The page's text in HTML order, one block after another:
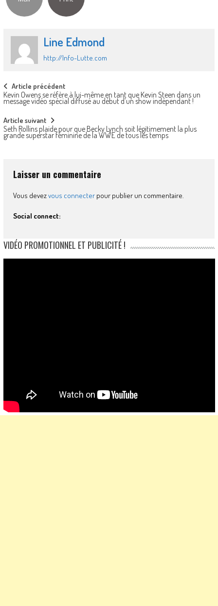
Line Edmond
http://Info-Lutte.com
Post
navigation
Article précédent
Kevin Owens se réfère à lui-même en tant que Kevin Steen dans un
message vidéo spécial diffusé au début d’un show indépendant !
Article suivant
Seth Rollins plaide pour que Becky Lynch soit légitimement la plus
grande superstar féminine de la WWE de tous les temps
Laisser un commentaire
Vous devezvous connecterpour publier un commentaire.
Social connect:
VIDÉO PROMOTIONNEL ET PUBLICITÉ !